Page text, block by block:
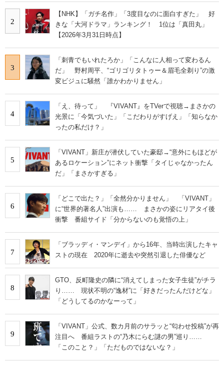
2
【NHK】「ガチ名作」「3度目なのに面白すぎた」 好
きな「大河ドラマ」ランキング！ 1位は「真田丸」
【2026年3月31日時点】
3
「刺青でもいれたろか」「こんなに人相って変わるん
だ」 野村周平、“ゴリゴリタトゥー＆眉毛全剃り”の激
変ビジュに騒然「誰かわかりません」
4
「え、待って」 『VIVANT』をTVerで視聴→まさかの
光景に「今気づいた」「こだわりがすげえ」「知らなか
ったの私だけ？」
5
「VIVANT」新庄が潜伏していた豪邸→“意外にもほどが
あるロケーション”にネット衝撃「タイじゃなかったん
だ」「まさかすぎる」
6
「どこで出た？」「全然分かりません」 「VIVANT」
に“世界的著名人”出演も…… まさかの姿にリアタイ後
衝撃 番組サイド「分からないのも覚悟の上」
7
「ブラッディ・マンデイ」から16年、当時出演したキャ
ストの現在 2020年に逝去や突然引退した俳優など
8
GTO、反町隆史の隣に“消えてしまった女子生徒”がチラ
り…… 現状不明の“逸材”に「好きだったんだけどな」
「どうしてるのかなーって」
9
「VIVANT」公式、数カ月前のサラッと“匂わせ投稿”が再
注目へ 番組ラストの“乃木にらむ謎の男”巡り……
「このこと？」「ただものではないな？」